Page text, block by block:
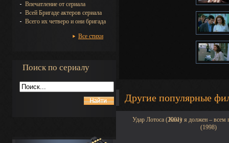
Впечатление от сериала
Всей Бригаде актеров сериала
Всего их четверо и они бригада
Все стихи
Поиск по сериалу
Другие популярные
Удар Лотоса (2001)Кому я должен – всем
(1998)